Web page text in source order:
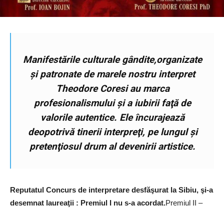
Manifestările culturale gândite,organizate
şi patronate de marele nostru interpret
Theodore Coresi au marca
profesionalismului şi a iubirii faţă de
valorile autentice. Ele încurajează
deopotrivă tinerii interpreţi, pe lungul şi
pretenţiosul drum al devenirii artistice.
Reputatul Concurs de interpretare desfăşurat la Sibiu, şi-a
desemnat laureaţii : Premiul I nu s-a acordat.Premiul II –